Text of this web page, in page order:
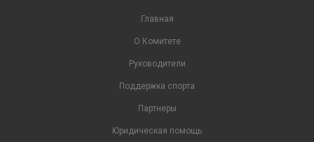
Главная
О Комитете
Руководители
Поддержка спорта
Партнеры
Юридическая помощь